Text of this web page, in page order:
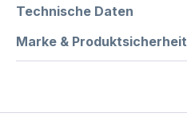
Technische Daten
Marke & Produktsicherheit